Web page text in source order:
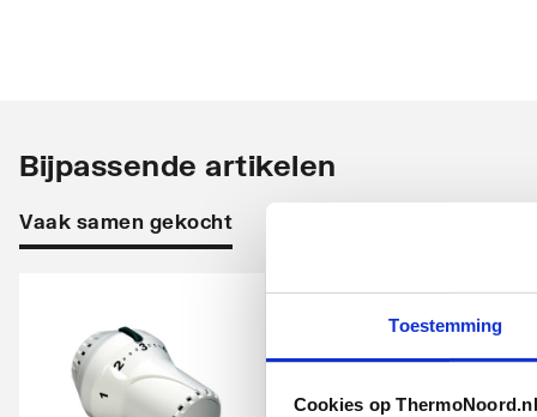
Toestemming
Cookies op ThermoNoord.nl
Warmteafgifte EN 442 20°C - 55/45
Warmteafgifte EN 442 20°C - 75/65
N-exponent 1.2442
Max. werkdruk
Bijpassende artikelen
Vaak samen gekocht